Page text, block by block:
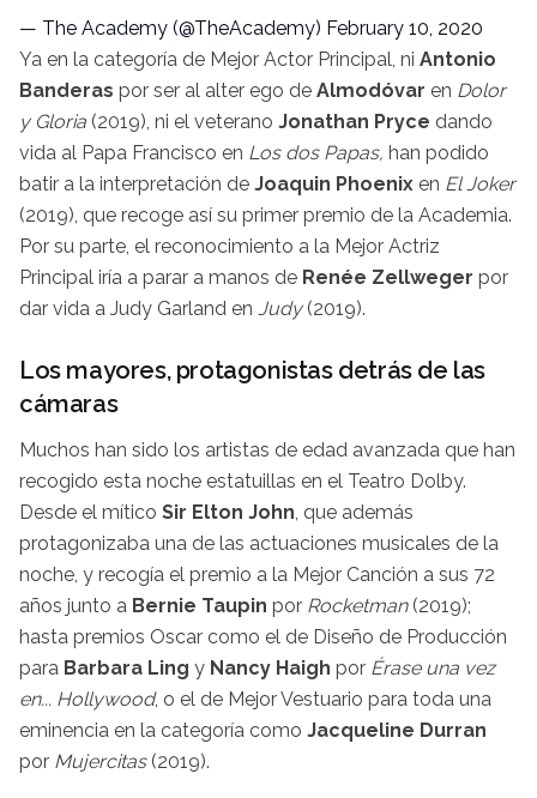
— The Academy (@TheAcademy) February 10, 2020
Ya en la categoría de Mejor Actor Principal, ni Antonio
Banderas por ser al alter ego de Almodóvar en Dolor
y Gloria (2019), ni el veterano Jonathan Pryce dando
vida al Papa Francisco en Los dos Papas, han podido
batir a la interpretación de Joaquin Phoenix en El Joker
(2019), que recoge así su primer premio de la Academia.
Por su parte, el reconocimiento a la Mejor Actriz
Principal iría a parar a manos de Renée Zellweger por
dar vida a Judy Garland en Judy(2019).
Los mayores, protagonistas detrás de las
cámaras
Muchos han sido los artistas de edad avanzada que han
recogido esta noche estatuillas en el Teatro Dolby.
Desde el mítico Sir Elton John, que además
protagonizaba una de las actuaciones musicales de la
noche, y recogía el premio a la Mejor Canción a sus 72
años junto a Bernie Taupin por Rocketman(2019);
hasta premios Oscar como el de Diseño de Producción
para Barbara Ling y Nancy Haigh por Érase una vez
en... Hollywood, o el de Mejor Vestuario para toda una
eminencia en la categoría como Jacqueline Durran
por Mujercitas(2019).